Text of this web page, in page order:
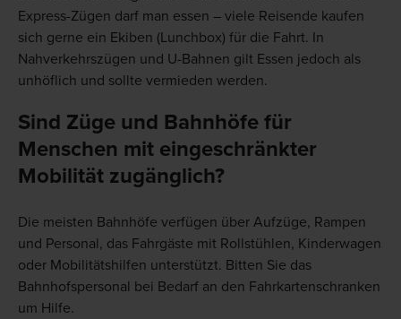
Express-Zügen darf man essen – viele Reisende kaufen
sich gerne ein Ekiben (Lunchbox) für die Fahrt. In
Nahverkehrszügen und U-Bahnen gilt Essen jedoch als
unhöflich und sollte vermieden werden.
Sind Züge und Bahnhöfe für
Menschen mit eingeschränkter
Mobilität zugänglich?
Die meisten Bahnhöfe verfügen über Aufzüge, Rampen
und Personal, das Fahrgäste mit Rollstühlen, Kinderwagen
oder Mobilitätshilfen unterstützt. Bitten Sie das
Bahnhofspersonal bei Bedarf an den Fahrkartenschranken
um Hilfe.